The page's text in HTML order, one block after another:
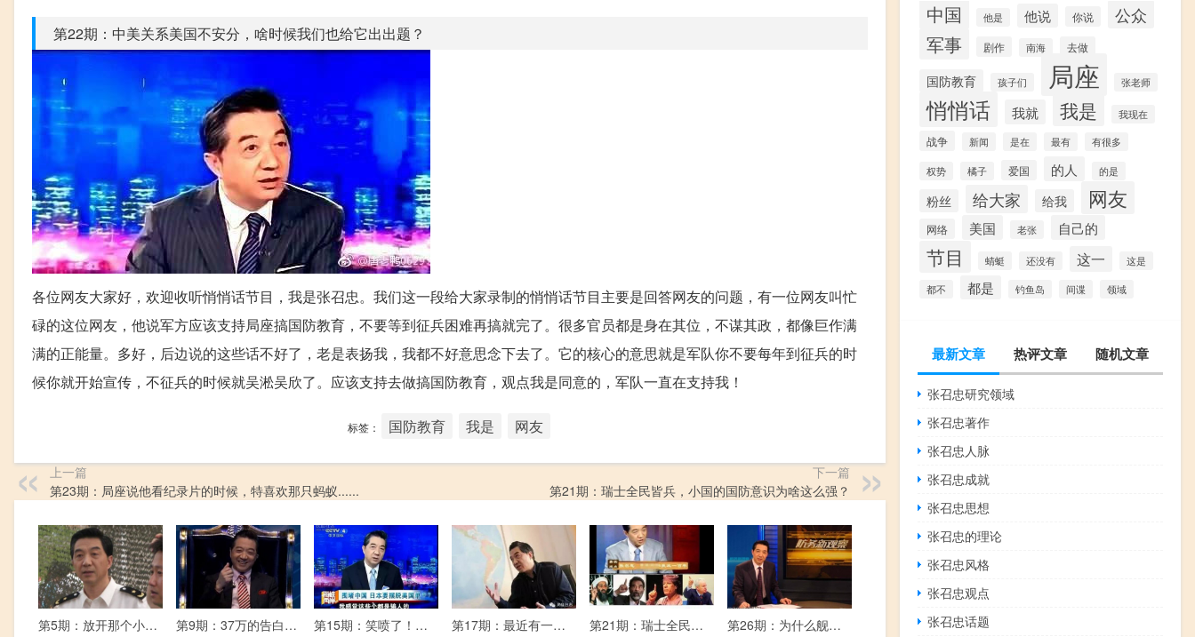
第22期：中美关系美国不安分，啥时候我们也给它出出题？
各位网友大家好，欢迎收听悄悄话节目，我是张召忠。我们这一段给大家录制的悄悄话节目主要是回答网友的问题，有一位网友叫忙
碌的这位网友，他说军方应该支持局座搞国防教育，不要等到征兵困难再搞就完了。很多官员都是身在其位，不谋其政，都像巨作满
满的正能量。多好，后边说的这些话不好了，老是表扬我，我都不好意思念下去了。它的核心的意思就是军队你不要每年到征兵的时
候你就开始宣传，不征兵的时候就吴淞吴欣了。应该支持去做搞国防教育，观点我是同意的，军队一直在支持我！
标签： 国防教育 我是 网友
上一篇
第23期：局座说他看纪录片的时候，特喜欢那只蚂蚁......
下一篇
第21期：瑞士全民皆兵，小国的国防意识为啥这么强？
第5期：放开那个小伙儿！他是咱老张局子里的…… 第9期：37万的告白，很庆幸我们能遇到 第15期：笑喷了！扒一扒局座家里的“经济&花钱模式” 第17期：最近有一位网友的留言引起了局座的注意...... 第21期：瑞士全民皆兵，小国的国防意识为啥这么强？ 第26期：为什么舰娘文化这么流行？
中国 他是 他说 你说 公众
军事 剧作 南海 去做
国防教育 孩子们 局座 张老师
悄悄话 我就 我是 我现在
战争 新闻 是在 最有 有很多
权势 橘子 爱国 的人 的是
粉丝 给大家 给我 网友
网络 美国 老张 自己的
节目 蜻蜓 还没有 这一 这是
都不 都是 钓鱼岛 间谍 领域
最新文章 热评文章 随机文章
张召忠研究领域
张召忠著作
张召忠人脉
张召忠成就
张召忠思想
张召忠的理论
张召忠风格
张召忠观点
张召忠话题